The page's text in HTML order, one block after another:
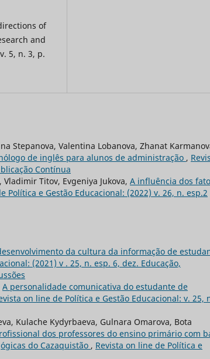
of
and
5, n. 3, p.
Stepanova, Valentina Lobanova, Zhanat
de inglês para alunos de administração ,
Contínua
Titov, Evgeniya Jukova, A influência dos
Política e Gestão Educacional: (2022) v. 26, n. esp.2
da cultura da informação de
(2021) v . 25, n. esp. 6, dez. Educação,
A personalidade comunicativa do estudante de
on line de Política e Gestão Educacional: v. 25,
Kulache Kydyrbaeva, Gulnara Omarova, Bota
dos professores do ensino primário com
do Cazaquistão , Revista on line de Política e